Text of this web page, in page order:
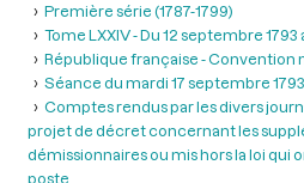
Première série (1787-1799)
Tome LXXIV - Du 12 septembre
République française - Convention
Séance du mardi 17 septembre 1793
Comptes rendus par les divers
projet de décret concernant les
démissionnaires ou mis hors la loi qui
poste